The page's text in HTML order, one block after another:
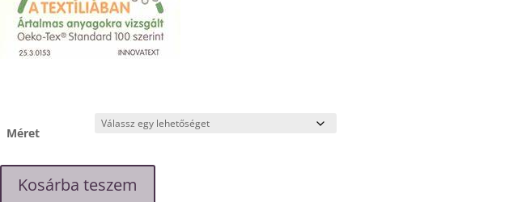
Méret
Kamilla"
Kosárba teszem